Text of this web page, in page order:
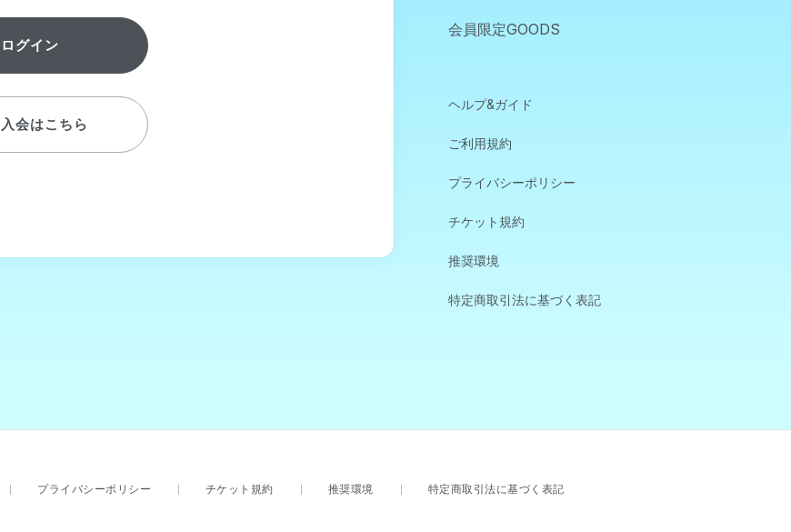
会員限定GOODS
ヘルプ&ガイド
ご利用規約
プライバシーポリシー
チケット規約
推奨環境
特定商取引法に基づく表記
ログイン
会はこちら
プライバシーポリシー チケット規約 推奨環境 特定商取引法に基づく表記